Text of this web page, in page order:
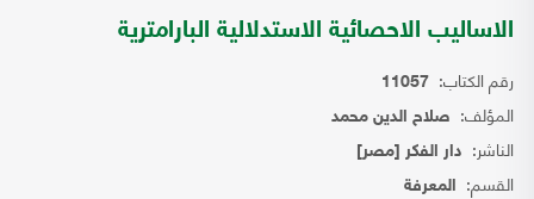
الاساليب الاحصائية الاستدلالية البارامترية
رقم الكتاب: 11057
المؤلف: صلاح الدين محمد
الناشر: دار الفكر [مصر]
القسم: المعرفة